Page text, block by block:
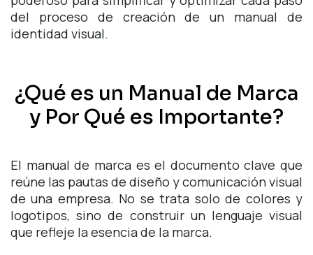
del proceso de creación de un manual de
identidad visual.
¿Qué es un Manual de Marca
y Por Qué es Importante?
El manual de marca es el documento clave que
reúne las pautas de diseño y comunicación visual
de una empresa. No se trata solo de colores y
logotipos, sino de construir un lenguaje visual
que refleje la esencia de la marca.